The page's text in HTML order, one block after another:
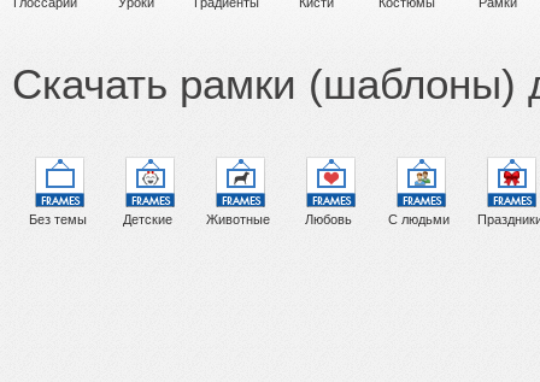
Скачать рамки (шаблоны)
Без темы Детские Животные Любовь С людьми